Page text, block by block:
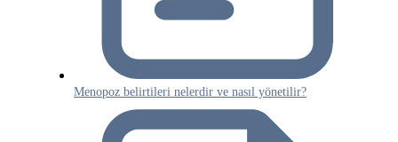
Menopoz belirtileri nelerdir ve nasıl yönetilir?